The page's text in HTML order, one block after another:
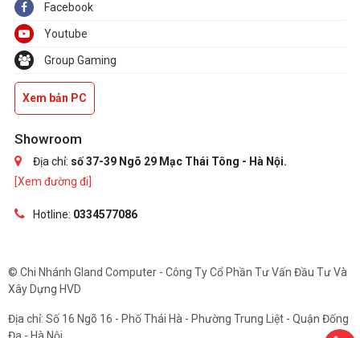
Facebook
Youtube
Group Gaming
Xem bản PC
Showroom
Địa chỉ: số 37-39 Ngõ 29 Mạc Thái Tông - Hà Nội.
[Xem đường đi]
Hotline: 0334577086
© Chi Nhánh Gland Computer - Công Ty Cổ Phần Tư Vấn Đầu Tư Và
Xây Dựng HVD
Địa chỉ: Số 16 Ngõ 16 - Phố Thái Hà - Phường Trung Liệt - Quận Đống